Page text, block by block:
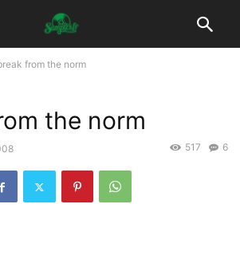
from the norm
the norm
6
517